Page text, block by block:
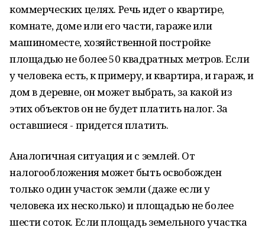
коммерческих целях. Речь идет о квартире,
комнате, доме или его части, гараже или
машиноместе, хозяйственной постройке
площадью не более 50 квадратных метров. Если
у человека есть, к примеру, и квартира, и гараж, и
дом в деревне, он может выбрать, за какой из
этих объектов он не будет платить налог. За
оставшиеся - придется платить.
Аналогичная ситуация и с землей. От
налогообложения может быть освобожден
только один участок земли (даже если у
человека их несколько) и площадью не более
шести соток. Если площадь земельного участка